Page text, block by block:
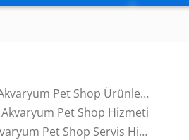
Pet Shop Ürünleri Satış Hizmeti
Pet Shop Hizmeti
Pet Shop Servis Hizmeti